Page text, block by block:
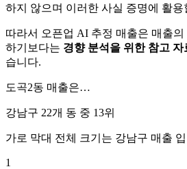
하지 않으며 이러한 사실 증명에 활용
따라서 오픈업 AI 추정 매출은 매출
하기보다는 경향 분석을 위한 참고 자
습니다.
도곡2동 매출은…
강남구 22개 동 중 13위
가로 막대 전체 크기는 강남구 매출
1